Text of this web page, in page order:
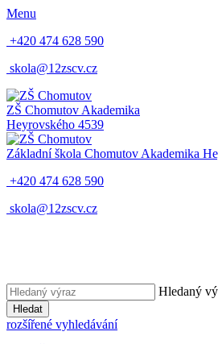
Menu
+420 474 628 590
skola@12zscv.cz
ZŠ Chomutov Akademika
Heyrovského 4539
Základní škola Chomutov Akademika
+420 474 628 590
skola@12zscv.cz
Hledaný
Hledat
rozšířené vyhledávání